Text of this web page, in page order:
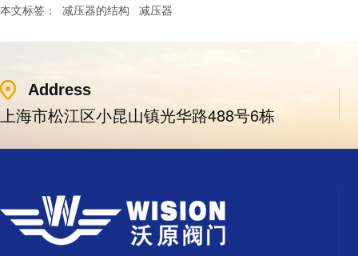
本文标签： 减压器的结构 减压器
Address
上海市松江区小昆山镇光华路488号6栋